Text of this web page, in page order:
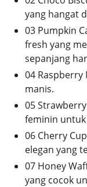
yang hangat
03 Pumpkin
fresh yang
sepanjang
04
manis.
05
feminin
06 Cherry
elegan yang
07 Honey
yang cocok